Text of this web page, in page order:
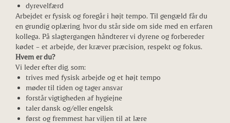
dyrevelfærd
Arbejdet er fysisk og foregår i højt tempo. Til gengæld får du
en grundig oplæring, hvor du står side om side med en erfaren
kollega. På slagtergangen håndterer vi dyrene og forbereder
kødet – et arbejde, der kræver præcision, respekt og fokus.
Hvem er du?
Vi leder efter dig, som:
trives med fysisk arbejde og et højt tempo
møder til tiden og tager ansvar
forstår vigtigheden af hygiejne
taler dansk og/eller engelsk
først og fremmest har viljen til at lære